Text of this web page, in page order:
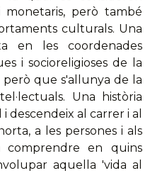
monetaris, però també
culturals. Una
en les coordenades
i socioreligioses de la
però que s'allunya de la
Una història
descendeix al carrer i al
a les persones i als
comprendre en quins
aquella 'vida al